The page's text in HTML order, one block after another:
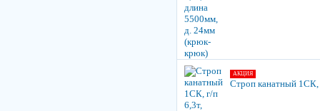
АКЦИЯ
Строп канатный 1СК,